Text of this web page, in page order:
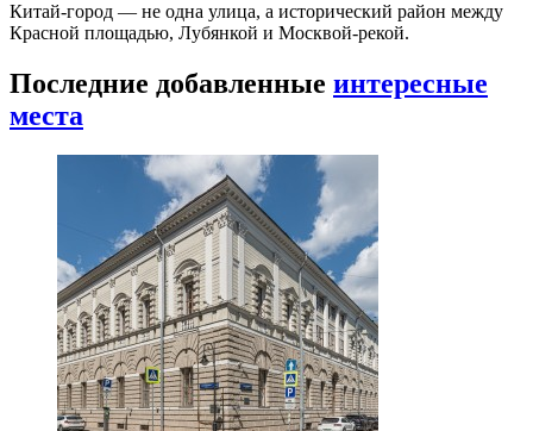
Китай-город — не одна улица, а исторический район между
Красной площадью, Лубянкой и Москвой-рекой.
Последние добавленные интересные
места